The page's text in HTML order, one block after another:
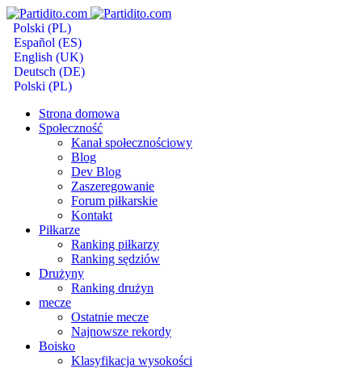
Polski (PL)
Español (ES)
English (UK)
Deutsch (DE)
Polski (PL)
Strona domowa
Społeczność
Kanał społecznościowy
Blog
Dev Blog
Zaszeregowanie
Forum piłkarskie
Kontakt
Piłkarze
Ranking piłkarzy
Ranking sędziów
Drużyny
Ranking drużyn
mecze
Ostatnie mecze
Najnowsze rekordy
Boisko
Klasyfikacja wysokości